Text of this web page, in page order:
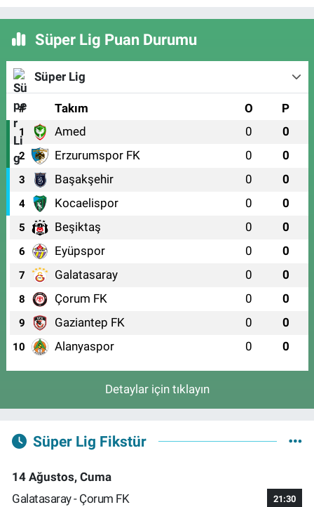
Süper Lig Puan Durumu
Süper Lig
# Takım O P
1 Amed 0 0
2 Erzurumspor FK 0 0
3 Başakşehir 0 0
4 Kocaelispor 0 0
5 Beşiktaş 0 0
6 Eyüpspor 0 0
7 Galatasaray 0 0
8 Çorum FK 0 0
9 Gaziantep FK 0 0
10 Alanyaspor 0 0
Detaylar için tıklayın
Süper Lig Fikstür
14 Ağustos, Cuma
Galatasaray - Çorum FK
21:30